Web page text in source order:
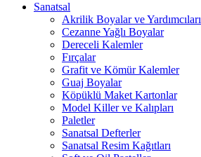
Sanatsal
Akrilik Boyalar ve Yardımcıları
Cezanne Yağlı Boyalar
Dereceli Kalemler
Fırçalar
Grafit ve Kömür Kalemler
Guaj Boyalar
Köpüklü Maket Kartonlar
Model Killer ve Kalıpları
Paletler
Sanatsal Defterler
Sanatsal Resim Kağıtları